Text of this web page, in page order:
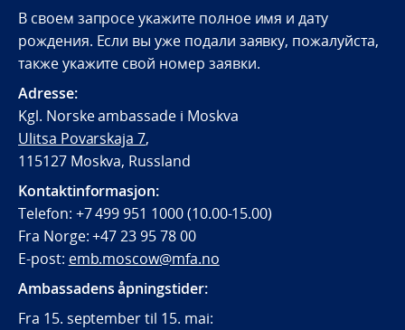
В своем запросе укажите полное имя и дату
рождения. Если вы уже подали заявку, пожалуйста,
также укажите свой номер заявки.
Adresse:
Kgl. Norske ambassade i Moskva
Ulitsa Povarskaja 7,
115127 Moskva, Russland
Kontaktinformasjon:
Telefon: +7 499 951 1000 (10.00-15.00)
Fra Norge: +47 23 95 78 00
E-post: emb.moscow@mfa.no
Ambassadens åpningstider:
Fra 15. september til 15. mai: